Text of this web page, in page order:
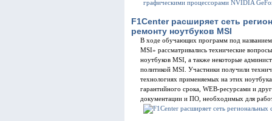
F1Center расширяет сеть
ремонту ноутбуков MSI
В ходе обучающих программ под
MSI» рассматривались технические
ноутбуков MSI, а также некоторые
политикой MSI. Участники получили
технологиях применяемых на этих
гарантийного срока, WEB-ресурсами и
документации и ПО, необходимых для